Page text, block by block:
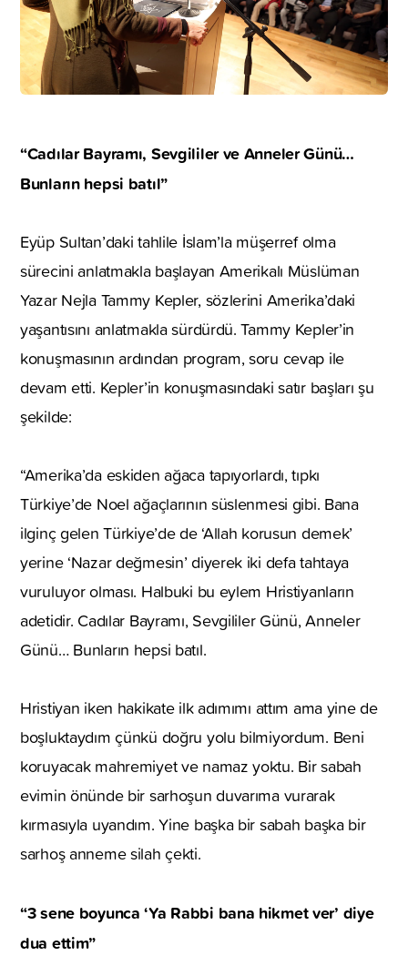
“Cadılar Bayramı, Sevgililer ve Anneler Günü…
Bunların hepsi batıl”
Eyüp Sultan’daki tahlile İslam’la müşerref olma
sürecini anlatmakla başlayan Amerikalı Müslüman
Yazar Nejla Tammy Kepler, sözlerini Amerika’daki
yaşantısını anlatmakla sürdürdü. Tammy Kepler’in
konuşmasının ardından program, soru cevap ile
devam etti. Kepler’in konuşmasındaki satır başları şu
şekilde:
“Amerika’da eskiden ağaca tapıyorlardı, tıpkı
Türkiye’de Noel ağaçlarının süslenmesi gibi. Bana
ilginç gelen Türkiye’de de ‘Allah korusun demek’
yerine ‘Nazar değmesin’ diyerek iki defa tahtaya
vuruluyor olması. Halbuki bu eylem Hristiyanların
adetidir. Cadılar Bayramı, Sevgililer Günü, Anneler
Günü… Bunların hepsi batıl.
Hristiyan iken hakikate ilk adımımı attım ama yine de
boşluktaydım çünkü doğru yolu bilmiyordum. Beni
koruyacak mahremiyet ve namaz yoktu. Bir sabah
evimin önünde bir sarhoşun duvarıma vurarak
kırmasıyla uyandım. Yine başka bir sabah başka bir
sarhoş anneme silah çekti.
“3 sene boyunca ‘Ya Rabbi bana hikmet ver’ diye
dua ettim”